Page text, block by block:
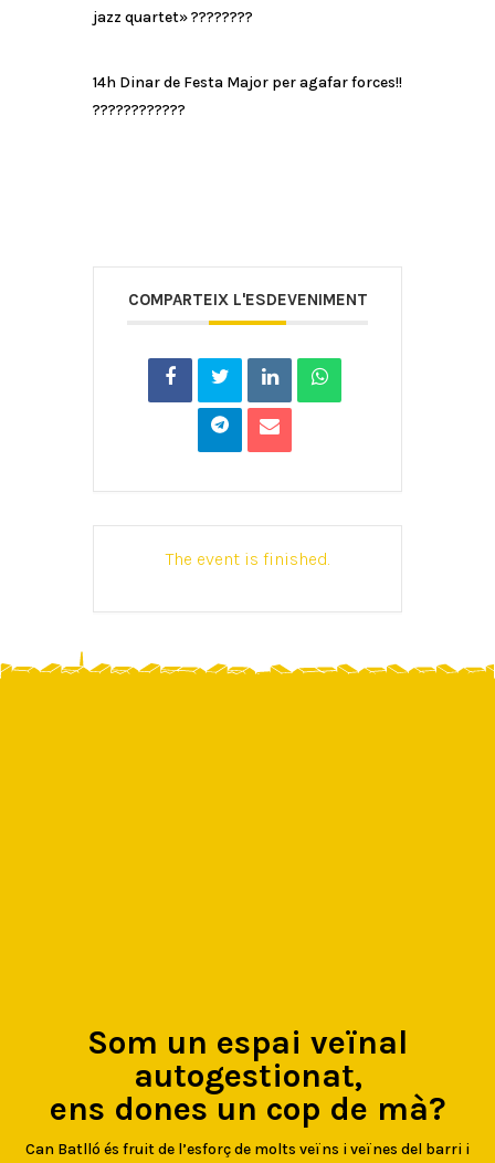
jazz quartet»????????
14h Dinar de Festa Major per agafar forces!!
????????????
COMPARTEIX L'ESDEVENIMENT
The event is finished.
Som un espai veïnal
autogestionat,
ens dones un cop de mà?
Can Batlló és fruit de l’esforç de molts veïns i veïnes del barri i